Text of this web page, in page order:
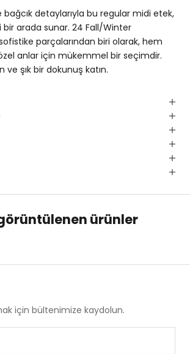
detaylarıyla bu regular midi etek,
bir arada sunar. 24 Fall/Winter
parçalarından biri olarak, hem
anlar için mükemmel bir seçimdir.
ve şık bir dokunuş katın.
ürünler
için bültenimize kaydolun.